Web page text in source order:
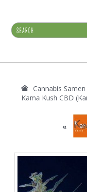
Cannabis Samen
Kama Kush CBD
«